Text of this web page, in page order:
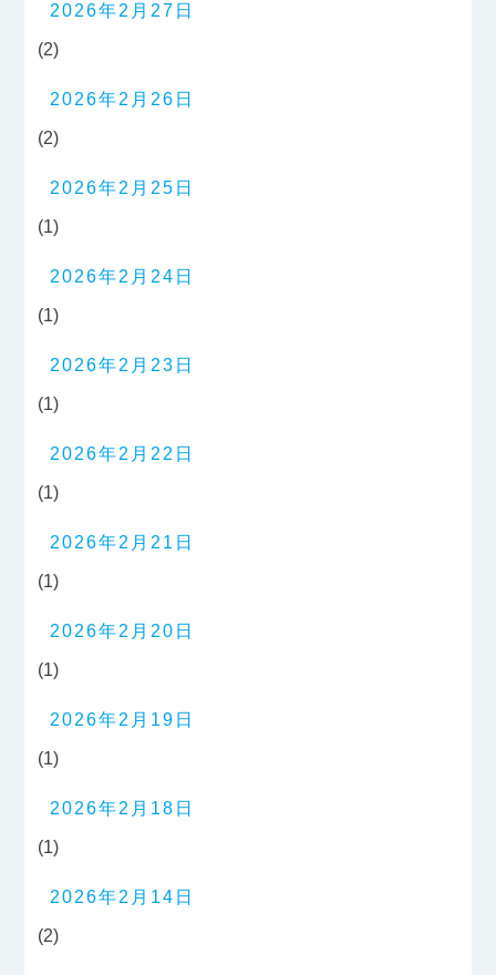
2026年2月27日
(2)
2026年2月26日
(2)
2026年2月25日
(1)
2026年2月24日
(1)
2026年2月23日
(1)
2026年2月22日
(1)
2026年2月21日
(1)
2026年2月20日
(1)
2026年2月19日
(1)
2026年2月18日
(1)
2026年2月14日
(2)